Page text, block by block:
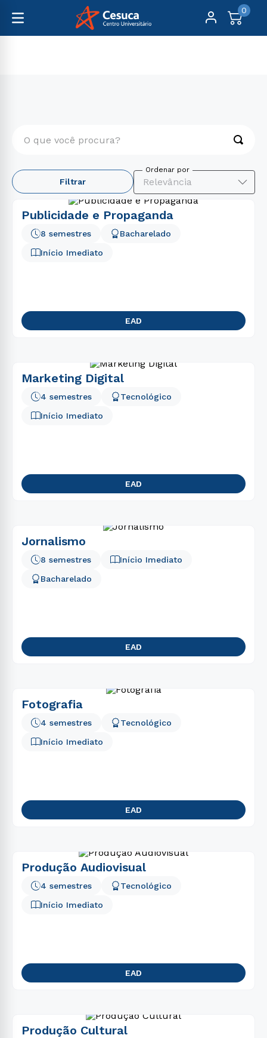
0
Filtrar Relevância
Publicidade e Propaganda
Bacharelado
Início Imediato
8 semestres
EAD
Marketing Digital
Tecnológico
4 semestres
Início Imediato
EAD
Jornalismo
8 semestres
Início Imediato
Bacharelado
EAD
Fotografia
Tecnológico
4 semestres
Início Imediato
EAD
Produção Audiovisual
4 semestres
Tecnológico
Início Imediato
EAD
Produção Cultural
TERMOS MAIS BUSCADOS
psicologia
2º
medicina
7º
enfermagem
8º
fisioterapia